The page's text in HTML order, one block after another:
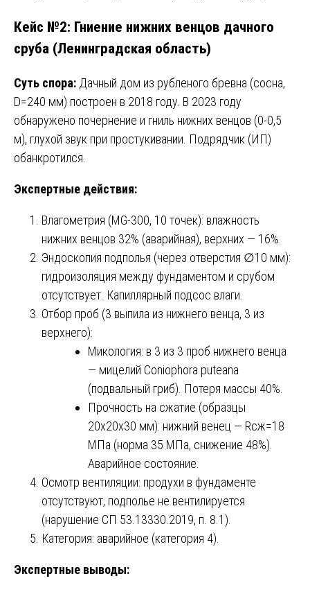
Кейс №2: Гниение нижних венцов дачного
сруба (Ленинградская область)
Суть спора: Дачный дом из рубленого бревна (сосна,
D=240 мм) построен в 2018 году. В 2023 году
обнаружено почернение и гниль нижних венцов (0-0,5
м), глухой звук при простукивании. Подрядчик (ИП)
обанкротился.
Экспертные действия:
Влагометрия (MG-300, 10 точек): влажность
нижних венцов 32% (аварийная), верхних — 16%.
Эндоскопия подполья (через отверстия ∅10 мм):
гидроизоляция между фундаментом и срубом
отсутствует. Капиллярный подсос влаги.
Отбор проб (3 выпила из нижнего венца, 3 из
верхнего):
Микология: в 3 из 3 проб нижнего венца
— мицелий Coniophora puteana
(подвальный гриб). Потеря массы 40%.
Прочность на сжатие (образцы
20х20х30 мм): нижний венец — Rсж=18
МПа (норма 35 МПа, снижение 48%).
Аварийное состояние.
Осмотр вентиляции: продухи в фундаменте
отсутствуют, подполье не вентилируется
(нарушение СП 53.13330.2019, п. 8.1).
Категория: аварийное (категория 4).
Экспертные выводы: